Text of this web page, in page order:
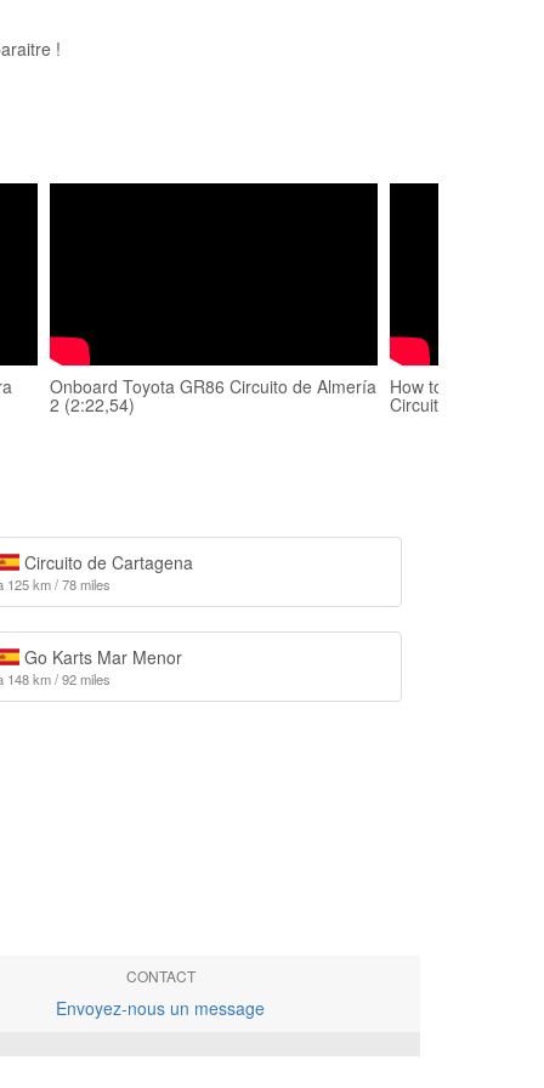
!
Onboard Toyota GR86 Circuito de Almería
2 (2:22,54)
How to drive new
Circuito España
Circuito de Cartagena
125 km / 78 miles
Go Karts Mar Menor
148 km / 92 miles
CONTACT
Envoyez-nous un message